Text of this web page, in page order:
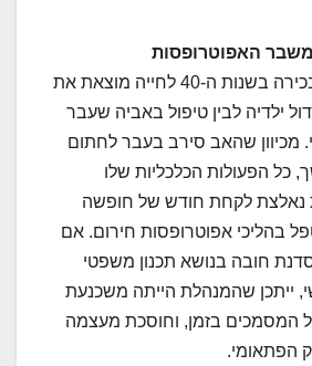
מנהלת פרויקטים בכירה בשנות ה-40 לחייה מוצאת את
ילדיה לבין טיפול באביה שעבר
מכיוון שהאב סירב בעבר לחתום
כל הפעולות הכלכליות שלו
נאלצת לקחת חודש של חופשה
בהליכי אפוטרופסות חירום. אם
חובה בנושא תכנון משפטי
ייתכן שהמנהלת הייתה משכנעת
המסמכים בזמן, וחוסכת מעצמה
הפתאומי.